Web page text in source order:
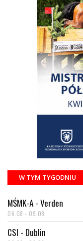
W TYM TYGODNIU
MŚMK-A - Verden
06.08 - 09.08
CSI - Dublin